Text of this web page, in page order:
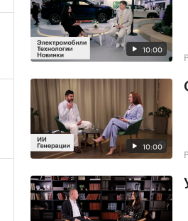
10:00
10:00